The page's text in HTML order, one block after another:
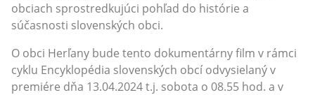
obciach sprostredkujúci pohľad do histórie a
súčasnosti slovenských obci.
O obci Herľany bude tento dokumentárny film v rámci
cyklu Encyklopédia slovenských obcí odvysielaný v
premiére dňa 13.04.2024 t.j. sobota o 08.55 hod. a v